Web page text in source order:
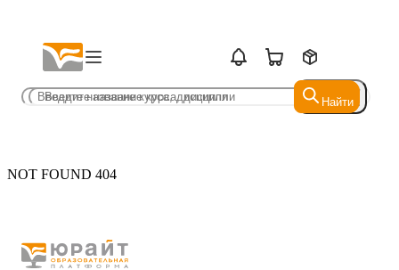
Найти
Найти
NOT FOUND 404